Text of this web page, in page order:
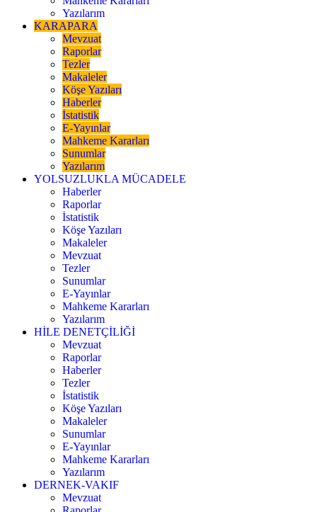
Yazılarım
KARAPARA
Mevzuat
Raporlar
Tezler
Makaleler
Köşe Yazıları
Haberler
İstatistik
E-Yayınlar
Mahkeme Kararları
Sunumlar
Yazılarım
YOLSUZLUKLA MÜCADELE
Haberler
Raporlar
İstatistik
Köşe Yazıları
Makaleler
Mevzuat
Tezler
Sunumlar
E-Yayınlar
Mahkeme Kararları
Yazılarım
HİLE DENETÇİLİĞİ
Mevzuat
Raporlar
Haberler
Tezler
İstatistik
Köşe Yazıları
Makaleler
Sunumlar
E-Yayınlar
Mahkeme Kararları
Yazılarım
DERNEK-VAKIF
Mevzuat